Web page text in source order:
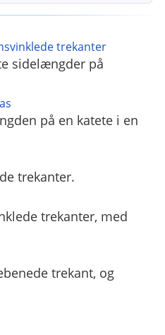
trekanter
sidelængder på
på en katete i en
trekanter.
trekanter, med
trekant, og